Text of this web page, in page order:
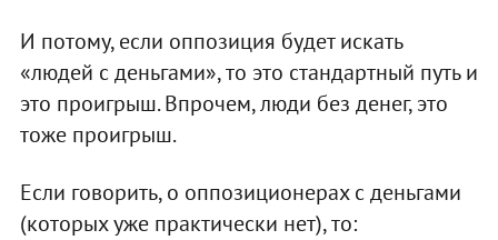
И потому, если оппозиция будет искать
«людей с деньгами», то это стандартный путь и
это проигрыш. Впрочем, люди без денег, это
тоже проигрыш.
Если говорить, о оппозиционерах с деньгами
(которых уже практически нет), то: